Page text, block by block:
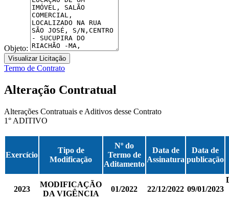
Objeto:
Visualizar Licitação
Termo de Contrato
Alteração Contratual
Alterações Contratuais e Aditivos desse Contrato
1° ADITIVO
Exercício
Tipo de
Modificação
Nº do
Termo de
Aditamento
Data de
Assinatura
Data de
publicação
2023
MODIFICAÇÃO
DA VIGÊNCIA
01/2022 22/12/2022 09/01/2023